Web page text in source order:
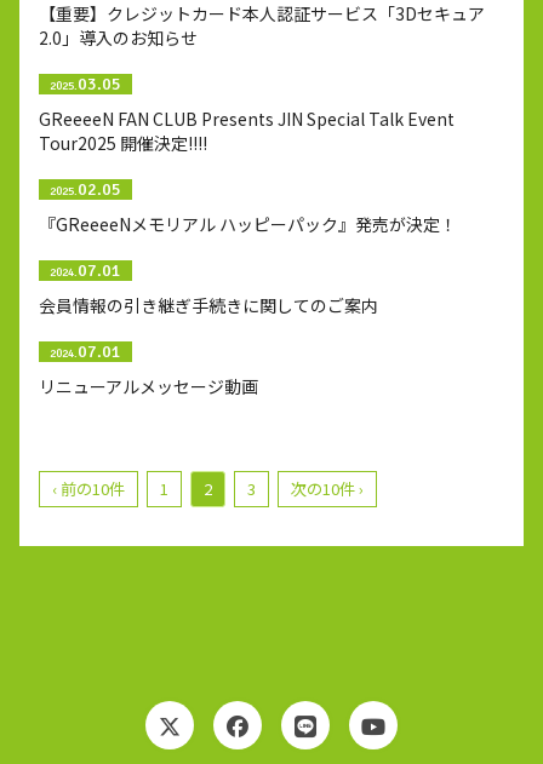
【重要】クレジットカード本人認証サービス「3Dセキュア
2.0」導入のお知らせ
2025.03.05
GReeeeN FAN CLUB Presents JIN Special Talk Event
Tour2025 開催決定!!!!
2025.02.05
『GReeeeNメモリアル ハッピーパック』発売が決定！
2024.07.01
会員情報の引き継ぎ手続きに関してのご案内
2024.07.01
リニューアルメッセージ動画
‹ 前の10件 1 2 3 次の10件 ›